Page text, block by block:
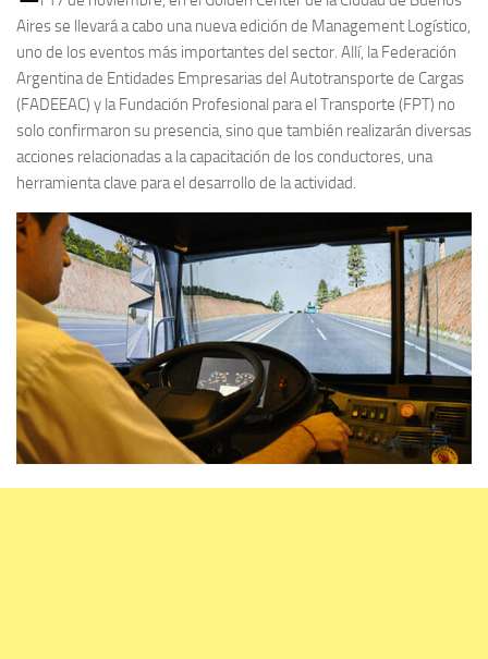
Aires se llevará a cabo una nueva edición de Management Logístico,
uno de los eventos más importantes del sector. Allí, la Federación
Argentina de Entidades Empresarias del Autotransporte de Cargas
(FADEEAC) y la Fundación Profesional para el Transporte (FPT) no
solo confirmaron su presencia, sino que también realizarán diversas
acciones relacionadas a la capacitación de los conductores, una
herramienta clave para el desarrollo de la actividad.